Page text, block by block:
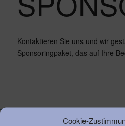
Cookie-
Kontaktieren Sie uns und wir
Sponsoringpaket, das auf Ihre